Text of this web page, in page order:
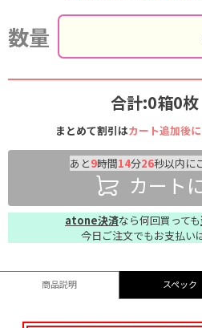
数量
合計:0箱0枚
まとめて割引はカート追加後
あと9時間14分25秒以内に
カート
atone決済なら何回買っても
今日ご注文でもお支払い
商品説明 スペック